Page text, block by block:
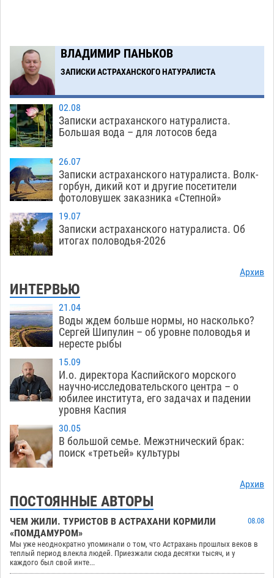
14:44
Астраханские кутилы сменили барные стойки
на полицейские дежурки
ВЛАДИМИР ПАНЬКОВ
ЗАПИСКИ АСТРАХАНСКОГО НАТУРАЛИСТА
02.08
Записки астраханского натуралиста.
Большая вода – для лотосов беда
26.07
Записки астраханского натуралиста. Волк-
горбун, дикий кот и другие посетители
фотоловушек заказника «Степной»
19.07
Записки астраханского натуралиста. Об
итогах половодья-2026
Архив
ИНТЕРВЬЮ
21.04
Воды ждем больше нормы, но насколько?
Сергей Шипулин – об уровне половодья и
нересте рыбы
15.09
И.о. директора Каспийского морского
научно-исследовательского центра – о
юбилее института, его задачах и падении
уровня Каспия
30.05
В большой семье. Межэтнический брак:
поиск «третьей» культуры
Архив
ПОСТОЯННЫЕ АВТОРЫ
ЧЕМ ЖИЛИ. ТУРИСТОВ В АСТРАХАНИ КОРМИЛИ
«ПОМДАМУРОМ»
08.08
Мы уже неоднократно упоминали о том, что Астрахань прошлых веков в
теплый период влекла людей. Приезжали сюда десятки тысяч, и у
каждого был свой инте...